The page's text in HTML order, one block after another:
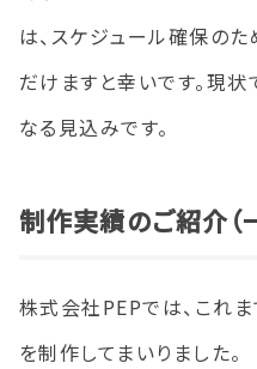
は、スケジュール確保の
だけますと幸いです。現
なる見込みです。
制作実績のご紹介（
株式会社PEPでは、これ
を制作してまいりました。